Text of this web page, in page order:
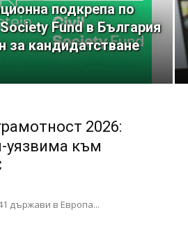
подкрепа по
Fund в България
за кандидатстване
2026:
уязвима към
държави в Европа...